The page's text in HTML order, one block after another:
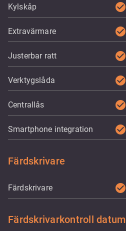
Kylskåp check_circle
Extravärmare check_circle
Justerbar ratt check_circle
Verktygslåda check_circle
Centrallås check_circle
Smartphone integration check_circle
Färdskrivare
Färdskrivare check_circle
Färdskrivarkontroll datum